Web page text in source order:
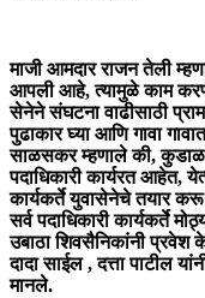
माजी आमदार राजन तेली
आपली आहे, त्यामुळे काम
सेनेने संघटना वाढीसाठी
पुढाकार घ्या आणि गावा
साळसकर म्हणाले की, कुडाळ
पदाधिकारी कार्यरत आहेत,
कार्यकर्ते युवासेनेचे तयार
सर्व पदाधिकारी कार्यकर्ते
उबाठा शिवसैनिकांनी प्रवेश
दादा साईल , दत्ता पाटील
मानले.